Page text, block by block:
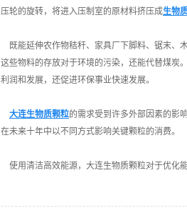
压轮的旋转，将进入压制室的原材料挤压成生物
既能延伸农作物秸秆、家具厂下脚料、锯末、
这些物料的存放对于环境的污染，还能代替煤炭
利润和发展，还促进环保事业快速发展。
大连生物质颗粒的需求受到许多外部因素的影
在未来十年中以不同方式影响关键颗粒的消费。
使用清洁高效能源，大连生物质颗粒对于优化